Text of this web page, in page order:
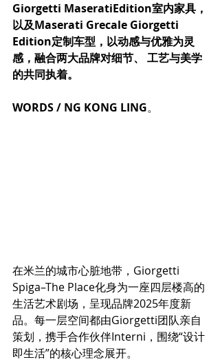
Giorgetti MaseratiEdition室内家具，
以及Maserati Grecale Giorgetti
Edition定制车型，以动感与优雅为灵
感，融合两大品牌对细节、 工艺与美学
的共同执着。
WORDS / NG KONG LING。
在米兰的城市心脏地带，Giorgetti
Spiga–The Place化身为一座四层楼高的
生活艺术剧场，呈现品牌2025年度新
品。每一层空间都由Giorgetti团队亲自
策划，携手合作伙伴Interni，围绕“设计
即生活”的核心理念展开。